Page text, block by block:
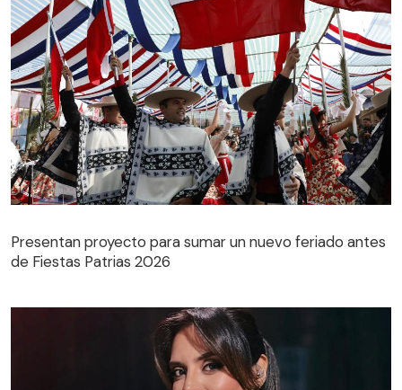
Presentan proyecto para sumar un nuevo feriado antes
de Fiestas Patrias 2026